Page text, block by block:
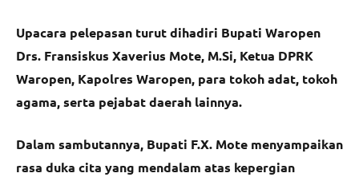
Upacara pelepasan turut dihadiri Bupati Waropen
Drs. Fransiskus Xaverius Mote, M.Si, Ketua DPRK
Waropen, Kapolres Waropen, para tokoh adat, tokoh
agama, serta pejabat daerah lainnya.
Dalam sambutannya, Bupati F.X. Mote menyampaikan
rasa duka cita yang mendalam atas kepergian